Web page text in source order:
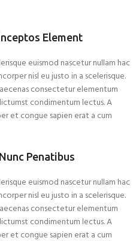
Element
euismod nascetur nullam hac
nisl eu justo in a scelerisque.
consectetur elementum
condimentum lectus. A
et congue sapien erat a cum
Penatibus
euismod nascetur nullam hac
nisl eu justo in a scelerisque.
consectetur elementum
condimentum lectus. A
et congue sapien erat a cum